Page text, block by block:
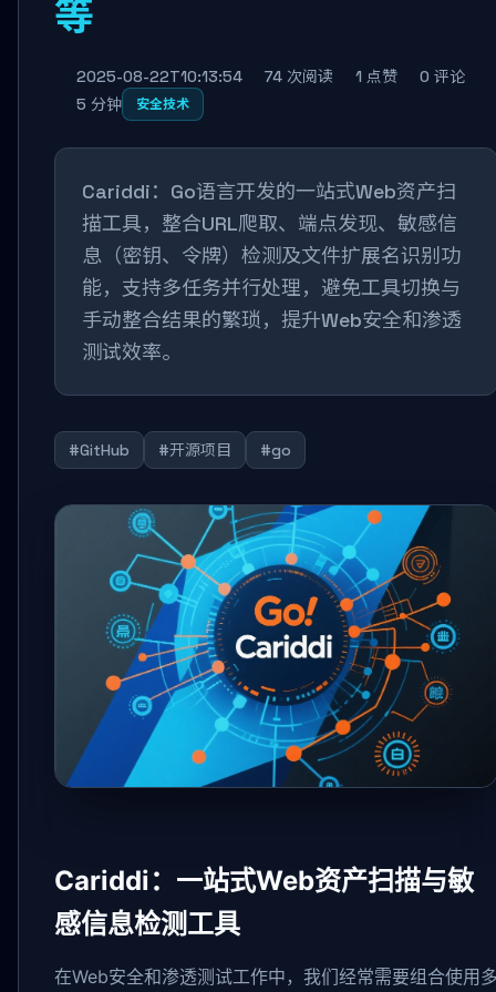
等
2025-08-22T10:13:54 74 次阅读 1 点赞
0 评论
5 分钟
安全技术
Cariddi：Go语言开发的一站式Web资产扫
描工具，整合URL爬取、端点发现、敏感信
息（密钥、令牌）检测及文件扩展名识别功
能，支持多任务并行处理，避免工具切换与
手动整合结果的繁琐，提升Web安全和渗透
测试效率。
#GitHub #开源项目 #go
Cariddi：一站式Web资产扫描与敏
感信息检测工具
在Web安全和渗透测试工作中，我们经常需要组合使用